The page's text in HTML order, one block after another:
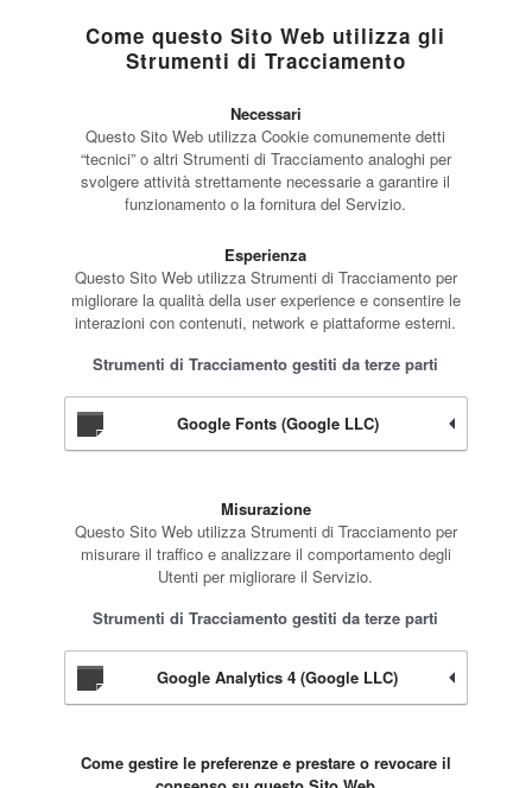
Come questo Sito Web utilizza gli
Strumenti di Tracciamento
Necessari
Questo Sito Web utilizza Cookie comunemente detti
“tecnici” o altri Strumenti di Tracciamento analoghi per
svolgere attività strettamente necessarie a garantire il
funzionamento o la fornitura del Servizio.
Esperienza
Questo Sito Web utilizza Strumenti di Tracciamento per
migliorare la qualità della user experience e consentire le
interazioni con contenuti, network e piattaforme esterni.
Strumenti di Tracciamento gestiti da terze parti
Google Fonts (Google LLC)
Misurazione
Questo Sito Web utilizza Strumenti di Tracciamento per
misurare il traffico e analizzare il comportamento degli
Utenti per migliorare il Servizio.
Strumenti di Tracciamento gestiti da terze parti
Google Analytics 4 (Google LLC)
Come gestire le preferenze e prestare o revocare il